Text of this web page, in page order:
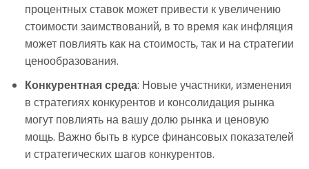
процентных ставок может привести к увеличению
стоимости заимствований, в то время как инфляция
может повлиять как на стоимость, так и на стратегии
ценообразования.
Конкурентная среда: Новые участники, изменения
в стратегиях конкурентов и консолидация рынка
могут повлиять на вашу долю рынка и ценовую
мощь. Важно быть в курсе финансовых показателей
и стратегических шагов конкурентов.